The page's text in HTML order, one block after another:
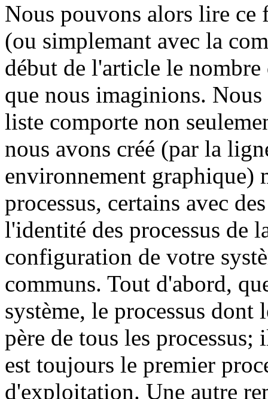
Nous pouvons alors lire
(ou simplemant avec la
début de l'article le nombre
que nous imaginions.
liste comporte non
nous avons créé (par la
environnement graphique)
processus, certains avec
l'identité des processus de
configuration de votre
communs. Tout d'abord,
système, le processus
père de tous les
est toujours le premier
d'exploitation. Une autre